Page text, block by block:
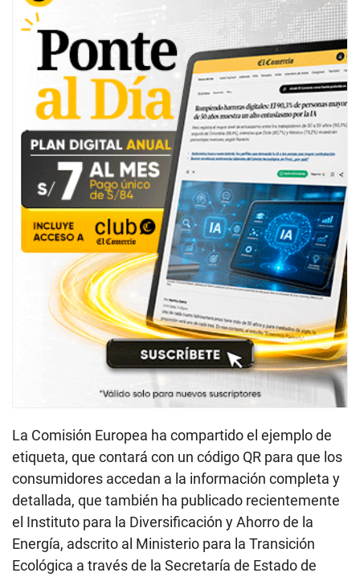
La Comisión Europea ha compartido el ejemplo de
etiqueta, que contará con un código QR para que los
consumidores accedan a la información completa y
detallada, que también ha publicado recientemente
el Instituto para la Diversificación y Ahorro de la
Energía, adscrito al Ministerio para la Transición
Ecológica a través de la Secretaría de Estado de